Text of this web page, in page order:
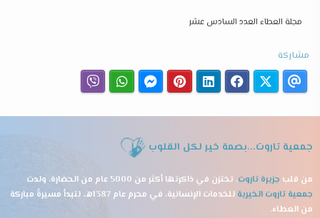
مجلة العطاء العدد السادس عشر
مشاركة
جمعية تاروت...بصمة خير لكل القلوب
من قلب جزيرة تاروت، تختزن في ذاكرتها أكثر من 5000 عام من الحضارة، ولدت
جمعية تاروت الخيرية
للخدمات الإنسانية، في محرم عام 1387هـ، لتبدأ مسيرةً مباركة
من العطاء.